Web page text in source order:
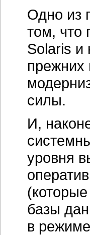
Одно из
том, что
Solaris и
прежних
силы.
И,
уровня
базы
в